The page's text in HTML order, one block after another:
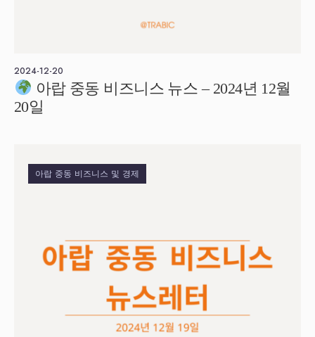
2024-12-20
아랍 중동 비즈니스 뉴스 – 2024년 12월
20일
아랍 중동 비즈니스 및 경제